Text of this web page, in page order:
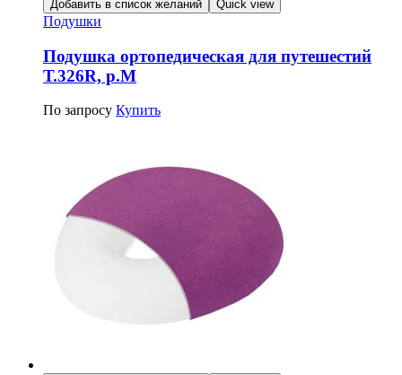
Добавить в список желаний Quick view
Подушки
Подушка ортопедическая для путешестий
Т.326R, р.М
По запросу Купить